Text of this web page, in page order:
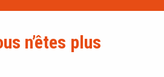
n’êtes plus